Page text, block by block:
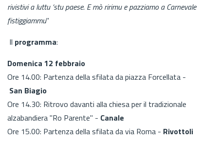
rivistivi a luttu ‘stu paese. E mò ririmu e pazziamo a Carnevale
fistiggiammu"
Il programma:
Domenica 12 febbraio
Ore 14.00: Partenza della sfilata da piazza Forcellata -
San Biagio
Ore 14.30: Ritrovo davanti alla chiesa per il tradizionale
alzabandiera "Ro Parente" - Canale
Ore 15.00: Partenza della sfilata da via Roma - Rivottoli